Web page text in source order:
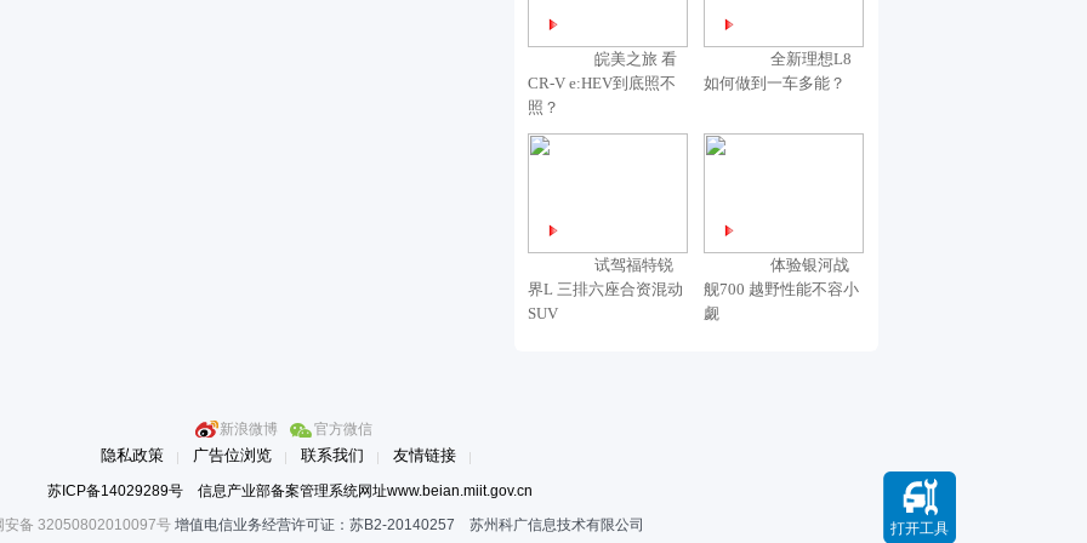
打开工具
皖美之旅 看
CR-V e:HEV到底照不
照？
全新理想L8
如何做到一车多能？
试驾福特锐
界L 三排六座合资混动
SUV
体验银河战
舰700 越野性能不容小
觑
新浪微博 官方微信
隐私政策 广告位浏览 联系我们 友情链接
苏ICP备14029289号 信息产业部备案管理系统网址www.beian.miit.gov.cn
安备 32050802010097号增值电信业务经营许可证：苏B2-20140257 苏州科广信息技术有限公司